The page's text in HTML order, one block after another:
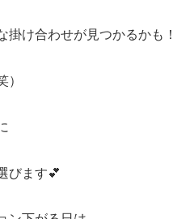
け合わせが見つかるかも！
）
びます💕